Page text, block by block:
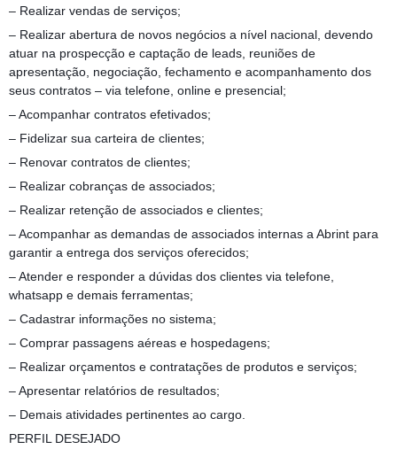
– Realizar vendas de serviços;
– Realizar abertura de novos negócios a nível nacional, devendo
atuar na prospecção e captação de leads, reuniões de
apresentação, negociação, fechamento e acompanhamento dos
seus contratos – via telefone, online e presencial;
– Acompanhar contratos efetivados;
– Fidelizar sua carteira de clientes;
– Renovar contratos de clientes;
– Realizar cobranças de associados;
– Realizar retenção de associados e clientes;
– Acompanhar as demandas de associados internas a Abrint para
garantir a entrega dos serviços oferecidos;
– Atender e responder a dúvidas dos clientes via telefone,
whatsapp e demais ferramentas;
– Cadastrar informações no sistema;
– Comprar passagens aéreas e hospedagens;
– Realizar orçamentos e contratações de produtos e serviços;
– Apresentar relatórios de resultados;
– Demais atividades pertinentes ao cargo.
PERFIL DESEJADO